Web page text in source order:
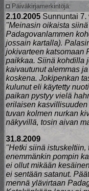
Päiväkirjamerkintöjä:
2.10.2005 Sunnuntai 7.
"Meinasin oikaista siinä
Padagovanlammen
jossain kartalla).
jokivarteen katsomaan
paikkaa. Siinä kohdilla
kaivautunut alemmas
koskena. Jokipenkan
kulunut eli käytetty
paikan pystyy vielä
erilaisen
tuvan kolmen nurkan
näkyvillä, tosin aivan
31.8.2009
"Hetki siinä istuskeltiin,
enemmänkin pompin
ei ollut mikään
ei sentään satanut.
mennä ylävirtaan